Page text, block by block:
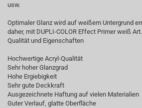
usw.
Optimaler Glanz wird auf weißem Untergrund
daher, mit DUPLI-COLOR Effect Primer weiß
Qualität und Eigenschaften
Hochwertige Acryl-Qualität
Sehr hoher Glanzgrad
Hohe Ergiebigkeit
Sehr gute Deckkraft
Ausgezeichnete Haftung auf vielen Materialien
Guter Verlauf, glatte Oberfläche